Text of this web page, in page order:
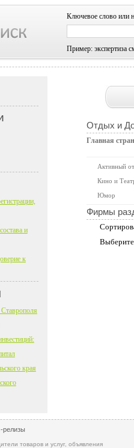
Ключевое слово или
Пример: экспертиза
Отдых и
Главная
Активный
Кино и
Юмор
Фирмы
и
к
края
релизы
товаров и услуг, объявления